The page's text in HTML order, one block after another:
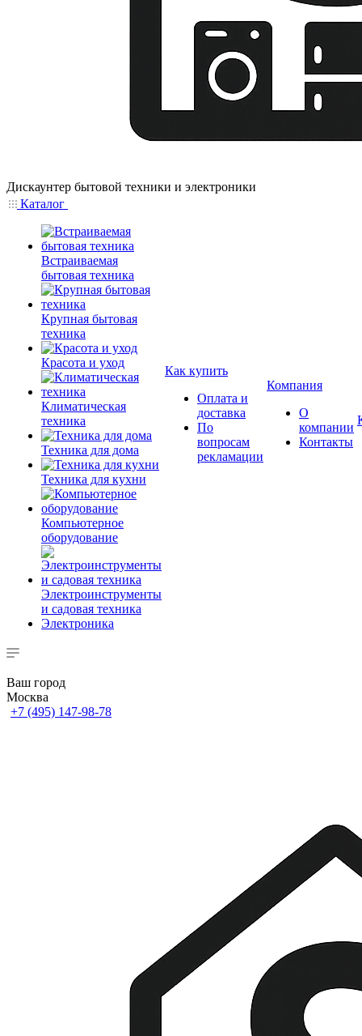
Дискаунтер бытовой техники и электроники
Каталог
Встраиваемая
бытовая техника
Крупная бытовая
техника
Красота и уход
Климатическая
техника
Техника для дома
Техника для кухни
Компьютерное
оборудование
Электроинструменты
и садовая техника
Электроника
Как купить
Оплата и
доставка
По
вопросам
рекламации
Компания
О
компании
Контакты
Ваш город
Москва
+7 (495) 147-98-78